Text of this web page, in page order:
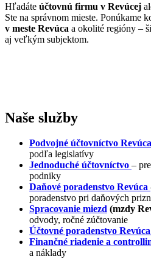
Hľadáte účtovnú firmu v Revúcej
Ste na správnom mieste. Ponúkame
v meste Revúca a okolité regióny –
aj veľkým subjektom.
Naše služby
Podvojné účtovníctvo Revúca
podľa legislatívy
Jednoduché účtovníctvo –
podniky
Daňové poradenstvo Revúca
poradenstvo pri daňových
Spracovanie miezd (mzdy
odvody, ročné zúčtovanie
Účtovné poradenstvo Revúca
Finančné riadenie a
a náklady